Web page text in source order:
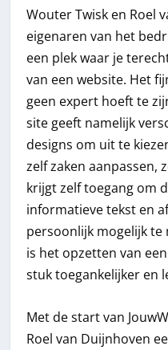
Wouter Twisk en Roel
eigenaren van het
een plek waar je
van een website. Het
geen expert hoeft te
site geeft namelijk
designs om uit te
zelf zaken aanpassen,
krijgt zelf toegang om
informatieve tekst en
persoonlijk mogelijk te
is het opzetten van
stuk toegankelijker en
Met de start van
Roel van Duijnhoven